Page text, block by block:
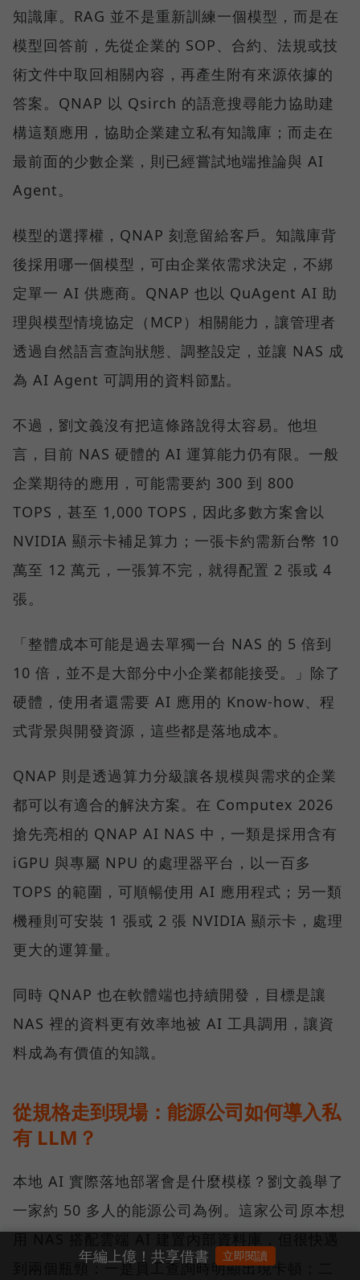
知識庫。RAG 並不是重新訓練一個模型，而是在
模型回答前，先從企業的 SOP、合約、法規或技
術文件中取回相關內容，再產生附有來源依據的
答案。QNAP 以 Qsirch 的語意搜尋能力協助建
構這類應用，協助企業建立私有知識庫；而走在
最前面的少數企業，則已經嘗試地端推論與 AI
Agent。
模型的選擇權，QNAP 刻意留給客戶。知識庫背
後採用哪一個模型，可由企業依需求決定，不綁
定單一 AI 供應商。QNAP 也以 QuAgent AI 助
理與模型情境協定（MCP）相關能力，讓管理者
透過自然語言查詢狀態、調整設定，並讓 NAS 成
為 AI Agent 可調用的資料節點。
不過，劉文義沒有把這條路說得太容易。他坦
言，目前 NAS 硬體的 AI 運算能力仍有限。一般
企業期待的應用，可能需要約 300 到 800
TOPS，甚至 1,000 TOPS，因此多數方案會以
NVIDIA 顯示卡補足算力；一張卡約需新台幣 10
萬至 12 萬元，一張算不完，就得配置 2 張或 4
張。
「整體成本可能是過去單獨一台 NAS 的 5 倍到
10 倍，並不是大部分中小企業都能接受。」除了
硬體，使用者還需要 AI 應用的 Know-how、程
式背景與開發資源，這些都是落地成本。
QNAP 則是透過算力分級讓各規模與需求的企業
都可以有適合的解決方案。在 Computex 2026
搶先亮相的 QNAP AI NAS 中，一類是採用含有
iGPU 與專屬 NPU 的處理器平台，以一百多
TOPS 的範圍，可順暢使用 AI 應用程式；另一類
機種則可安裝 1 張或 2 張 NVIDIA 顯示卡，處理
更大的運算量。
同時 QNAP 也在軟體端也持續開發，目標是讓
NAS 裡的資料更有效率地被 AI 工具調用，讓資
料成為有價值的知識。
從規格走到現場：能源公司如何導入私
有 LLM？
本地 AI 實際落地部署會是什麼模樣？劉文義舉了
一家約 50 多人的能源公司為例。這家公司原本想
到兩個瓶頸：一是員工查詢時明顯出現卡頓；二
年編上億！共享借書 立即閱讀